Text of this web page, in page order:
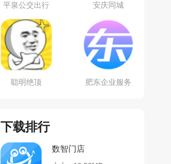
平泉公交出行
通
安庆同城
聪明绝顶 肥东企业服务
下载排行
数智门店